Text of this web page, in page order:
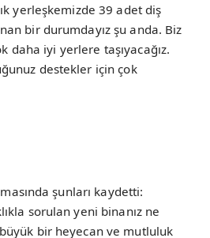
yerleşkemizde 39 adet diş
bir durumdayız şu anda. Biz
daha iyi yerlere taşıyacağız.
destekler için çok
şunları kaydetti:
sorulan yeni binanız ne
bir heyecan ve mutluluk